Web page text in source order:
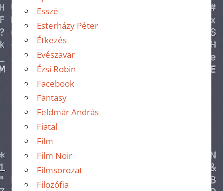
Esszé
Esterházy Péter
Étkezés
Evészavar
Ézsi Robin
Facebook
Fantasy
Feldmár András
Fiatal
Film
Film Noir
Filmsorozat
Filozófia